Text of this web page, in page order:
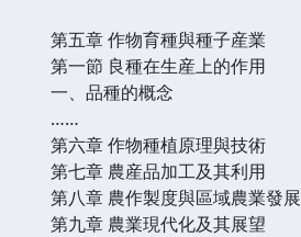
第五章 作物育種與種子産業
第一節 良種在生産上的作用
一、品種的概念
……
第六章 作物種植原理與技術
第七章 農産品加工及其利用
第八章 農作製度與區域農業發展
第九章 農業現代化及其展望